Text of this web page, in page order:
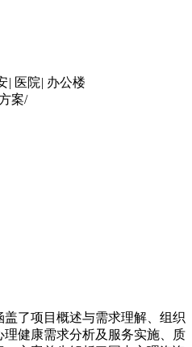
| 医院| 办公楼
案/
了项目概述与需求理解、组织
健康需求分析及服务实施、质